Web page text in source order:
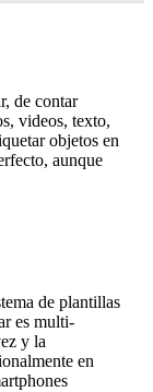
de contar
videos, texto,
objetos en
aunque
de plantillas
es multi-
y la
en